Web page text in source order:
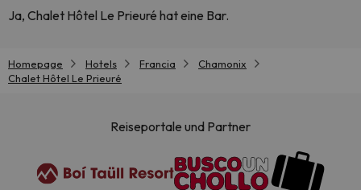
Ja, Chalet Hôtel Le Prieuré hat eine Bar.
Homepage Hotels Francia
Chamonix
Chalet Hôtel Le Prieuré
Reiseportale und Partner